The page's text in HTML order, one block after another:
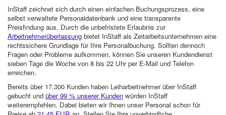
InStaff zeichnet sich durch einen einfachen Buchungsprozess, eine
selbst verwaltete Personaldatenbank und eine transparente
Preisfindung aus. Durch die unbefristete Erlaubnis zur
Arbeitnehmerüberlassung bietet InStaff als Zeitarbeitsunternehmen eine
rechtssichere Grundlage für Ihre Personalbuchung. Sollten dennoch
Fragen oder Probleme aufkommen, können Sie unseren Kundendienst
sieben Tage die Woche von 8 bis 22 Uhr per E-Mail und Telefon
erreichen.
Bereits über 17.300 Kunden haben Leiharbeitnehmer über InStaff
gebucht und über 99 % unserer Kunden würden InStaff
weiterempfehlen. Dabei bieten wir Ihnen unser Personal schon für